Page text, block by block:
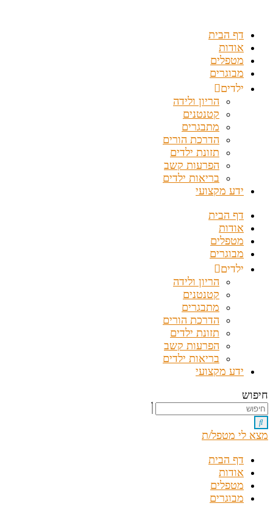
דף הבית
אודות
מטפלים
מבוגרים
ילדים
הריון ולידה
קטנטנים
מתבגרים
הדרכת הורים
תזונת ילדים
הפרעות קשב
בריאות ילדים
ידע מקצועי
דף הבית
אודות
מטפלים
מבוגרים
ילדים
הריון ולידה
קטנטנים
מתבגרים
הדרכת הורים
תזונת ילדים
הפרעות קשב
בריאות ילדים
ידע מקצועי
חיפוש
מצא לי מטפל/ת
דף הבית
אודות
מטפלים
מבוגרים